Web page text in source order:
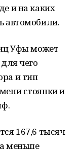
и на каких
автомобили.
Уфы может
чего
и тип
стоянки и
167,6 тысяч
меньше